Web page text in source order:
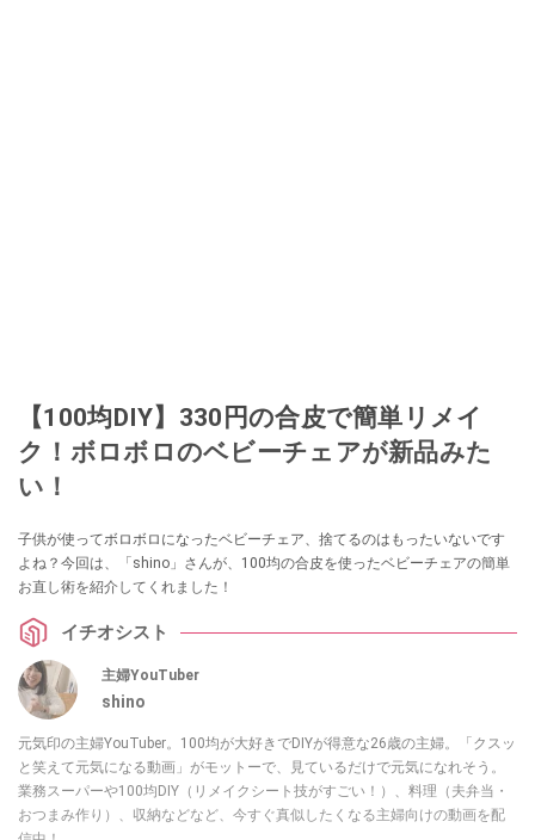
【100均DIY】330円の合皮で簡単リメイ
ク！ボロボロのベビーチェアが新品みた
い！
子供が使ってボロボロになったベビーチェア、捨てるのはもったいないです
よね？今回は、「shino」さんが、100均の合皮を使ったベビーチェアの簡単
お直し術を紹介してくれました！
イチオシスト
主婦YouTuber
shino
元気印の主婦YouTuber。100均が大好きでDIYが得意な26歳の主婦。「クスッ
と笑えて元気になる動画」がモットーで、見ているだけで元気になれそう。
業務スーパーや100均DIY（リメイクシート技がすごい！）、料理（夫弁当・
おつまみ作り）、収納などなど、今すぐ真似したくなる主婦向けの動画を配